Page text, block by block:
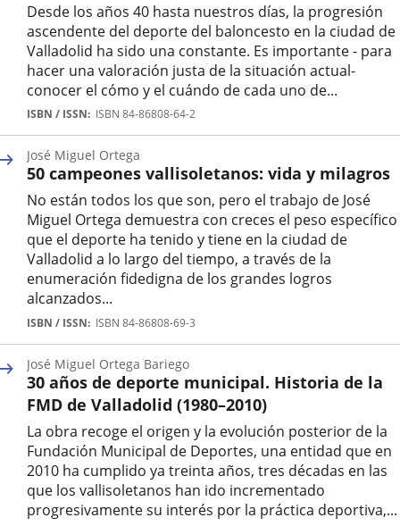
Desde los años 40 hasta nuestros días, la progresión
ascendente del deporte del baloncesto en la ciudad de
Valladolid ha sido una constante. Es importante - para
hacer una valoración justa de la situación actual-
conocer el cómo y el cuándo de cada uno de...
Autor
ISBN / ISSN ISBN 84-86808-64-2
50 campeones vallisoletanos: vida y milagros
No están todos los que son, pero el trabajo de José
Miguel Ortega demuestra con creces el peso específico
que el deporte ha tenido y tiene en la ciudad de
Valladolid a lo largo del tiempo, a través de la
enumeración fidedigna de los grandes logros
alcanzados...
Autor
José Miguel Ortega
ISBN / ISSN ISBN 84-86808-69-3
30 años de deporte municipal. Historia de la
FMD de Valladolid (1980–2010)
La obra recoge el origen y la evolución posterior de la
Fundación Municipal de Deportes, una entidad que en
2010 ha cumplido ya treinta años, tres décadas en las
que los vallisoletanos han ido incrementado
progresivamente su interés por la práctica deportiva,...
José Miguel Ortega Bariego